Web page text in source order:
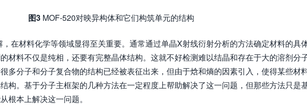
图3 MOF-520对映异构体和它们构筑单元的结构
在材料化学等领域显得至关重要。通常通过单晶X射线衍射分析的方法确定材料的具
材料不仅是纯相，还要有完整晶体结构。这就不好检测难以结晶和存在于大的溶剂分
多分子和分子复合物的结构已经被表征出来，但由于焓和熵的因素引入，使得某些材
构。基于分子主框架的几种方法在一定程度上帮助解决了这一问题，但那些方法只是
根本上解决这一问题。